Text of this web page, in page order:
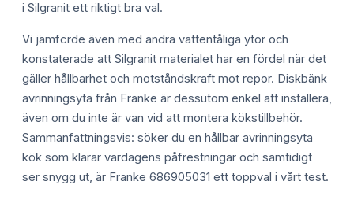
i Silgranit ett riktigt bra val.
Vi jämförde även med andra vattentåliga ytor och
konstaterade att Silgranit materialet har en fördel när det
gäller hållbarhet och motståndskraft mot repor. Diskbänk
avrinningsyta från Franke är dessutom enkel att installera,
även om du inte är van vid att montera kökstillbehör.
Sammanfattningsvis: söker du en hållbar avrinningsyta
kök som klarar vardagens påfrestningar och samtidigt
ser snygg ut, är Franke 686905031 ett toppval i vårt test.